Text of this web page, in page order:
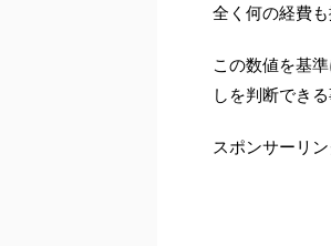
全く何の経費
この数値を基
しを判断でき
スポンサーリン